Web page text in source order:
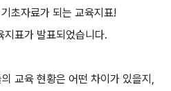
초자료가 되는 교육지표!
표가 발표되었습니다.
교육 현황은 어떤 차이가 있을지,